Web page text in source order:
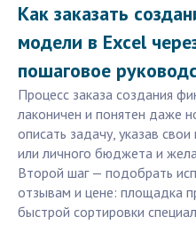
Как заказать
модели в Excel
пошаговое
Процесс заказа создания
лаконичен и понятен даже
описать задачу, указав
или личного бюджета и
Второй шаг — подобрать
отзывам и цене: площадка
быстрой сортировки